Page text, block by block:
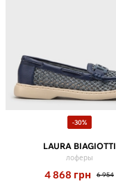
-30%
LAURA BIAGIOTTI
лоферы
4 868 грн 6 954